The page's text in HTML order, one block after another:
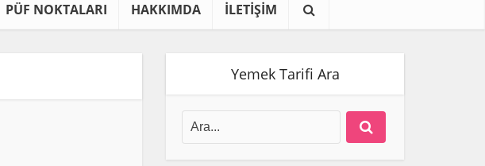
PÜF NOKTALARI HAKKIMDA İLETİŞİM
Yemek Tarifi Ara